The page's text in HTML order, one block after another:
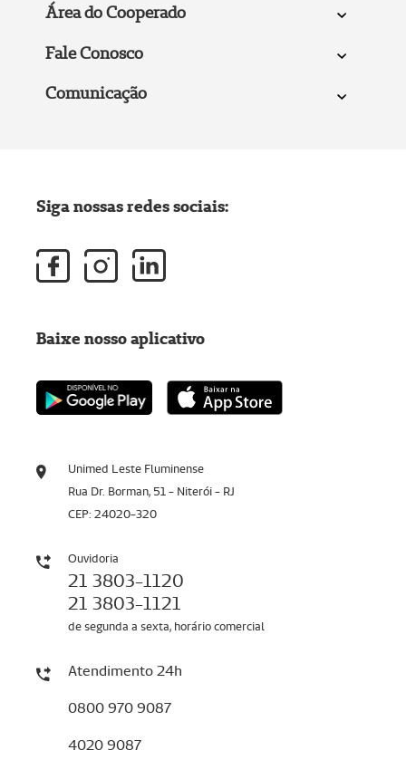
Área do Cooperado
Fale Conosco
Comunicação
Unimed Leste Fluminense
Rua Dr. Borman, 51 - Niterói - RJ
CEP: 24020-320
Ouvidoria
21 3803-1120
21 3803-1121
de segunda a sexta, horário comercial
Atendimento 24h
0800 970 9087
4020 9087
Siga nossas redes sociais:
Baixe nosso aplicativo